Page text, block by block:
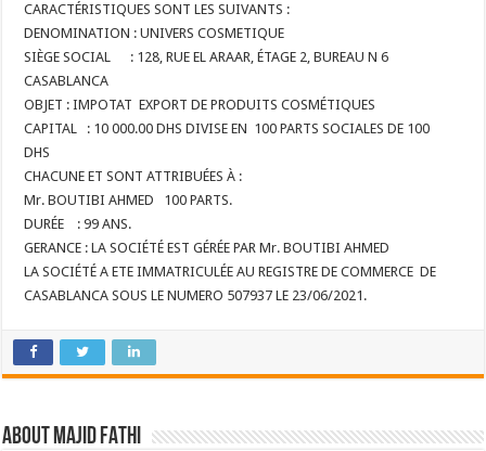
CARACTÉRISTIQUES SONT LES SUIVANTS :
DENOMINATION : UNIVERS COSMETIQUE
SIÈGE SOCIAL : 128, RUE EL ARAAR, ÉTAGE 2, BUREAU N 6
CASABLANCA
OBJET : IMPOTAT EXPORT DE PRODUITS COSMÉTIQUES
CAPITAL : 10 000.00 DHS DIVISE EN 100 PARTS SOCIALES DE 100
DHS
CHACUNE ET SONT ATTRIBUÉES À :
Mr. BOUTIBI AHMED 100 PARTS.
DURÉE : 99 ANS.
GERANCE : LA SOCIÉTÉ EST GÉRÉE PAR Mr. BOUTIBI AHMED
LA SOCIÉTÉ A ETE IMMATRICULÉE AU REGISTRE DE COMMERCE DE
CASABLANCA SOUS LE NUMERO 507937 LE 23/06/2021.
About Majid FATHI